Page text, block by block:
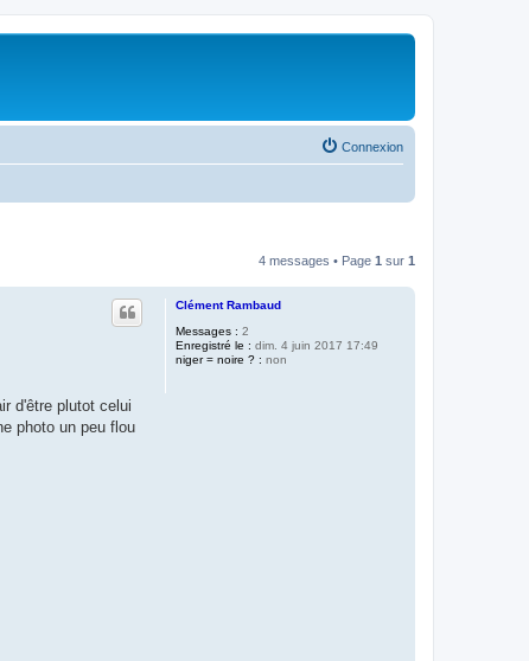
Connexion
4 messages • Page 1 sur 1
Clément Rambaud
Messages : 2
Enregistré le : dim. 4 juin 2017 17:49
niger = noire ? : non
d'être plutot celui
photo un peu flou